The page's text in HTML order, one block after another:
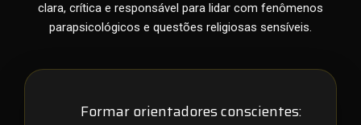
clara, crítica e responsável para lidar com fenômenos
parapsicológicos e questões religiosas sensíveis.
Formar orientadores conscientes: